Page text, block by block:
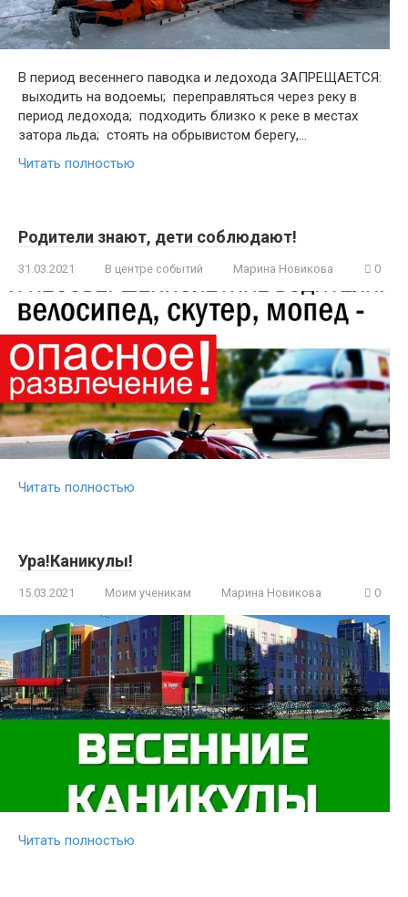
В период весеннего паводка и ледохода ЗАПРЕЩАЕТСЯ:
выходить на водоемы; переправляться через реку в
период ледохода; подходить близко к реке в местах
затора льда; стоять на обрывистом берегу,…
Читать полностью
Родители знают, дети соблюдают!
31.03.2021 В центре событий Марина Новикова 0
Читать полностью
Ура!Каникулы!
15.03.2021 Моим ученикам Марина Новикова 0
Читать полностью